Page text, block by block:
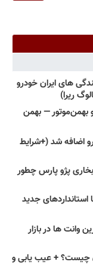
های ایران خودرو
ریرا)
بهمن‌موتور — بهمن
اضافه شد (+شرایط
پژو پارس چطور
استانداردهای جدید
معرفی 25 تا از برترین وانت ها در بازار
چیست؟ + عیب یابی و